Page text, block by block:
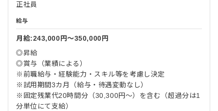
正社員
給与
月給:243,000円〜350,000円
◎昇給
◎賞与（業績による）
※前職給与・経験能力・スキル等を考慮し決定
※試用期間3カ月（給与・待遇変動なし）
※固定残業代20時間分（30,300円～）を含む（超過分は1
分単位にて支給）